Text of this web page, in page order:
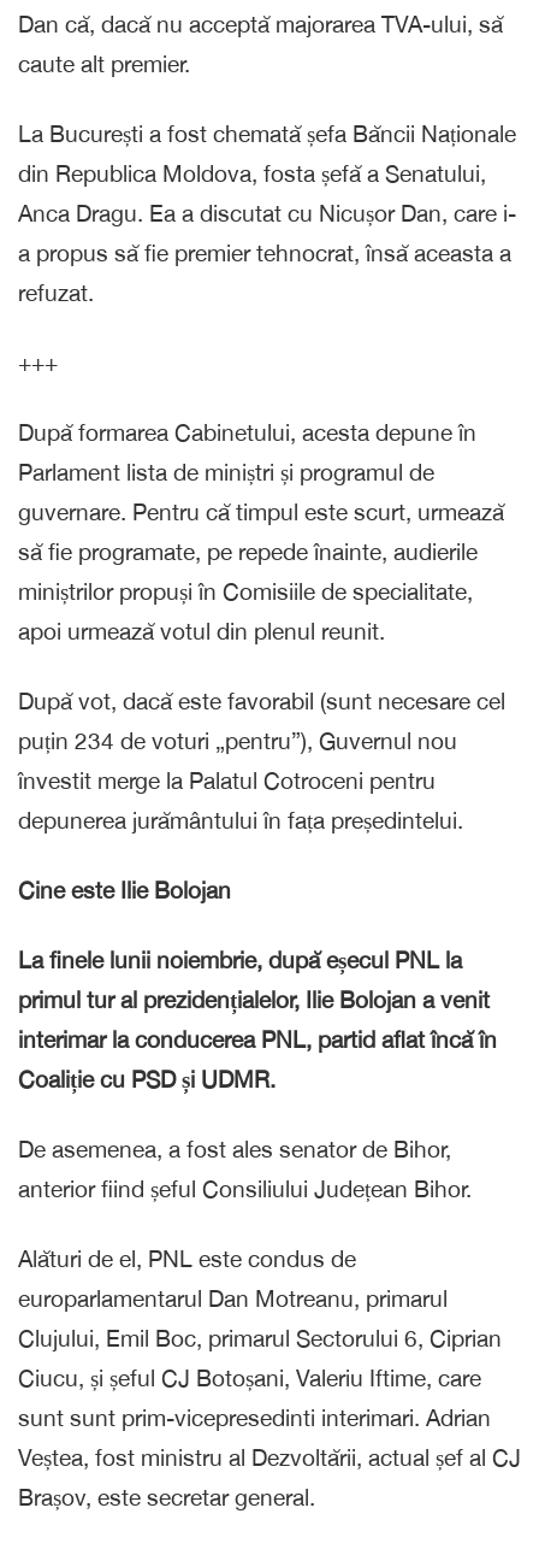
Dan că, dacă nu acceptă majorarea TVA-ului, să
caute alt premier.
La București a fost chemată șefa Băncii Naționale
din Republica Moldova, fosta șefă a Senatului,
Anca Dragu. Ea a discutat cu Nicușor Dan, care i-
a propus să fie premier tehnocrat, însă aceasta a
refuzat.
+++
După formarea Cabinetului, acesta depune în
Parlament lista de miniștri și programul de
guvernare. Pentru că timpul este scurt, urmează
să fie programate, pe repede înainte, audierile
miniștrilor propuși în Comisiile de specialitate,
apoi urmează votul din plenul reunit.
După vot, dacă este favorabil (sunt necesare cel
puțin 234 de voturi „pentru”), Guvernul nou
învestit merge la Palatul Cotroceni pentru
depunerea jurământului în fața președintelui.
Cine este Ilie Bolojan
La finele lunii noiembrie, după eșecul PNL la
primul tur al prezidențialelor, Ilie Bolojan a venit
interimar la conducerea PNL, partid aflat încă în
Coaliție cu PSD și UDMR.
De asemenea, a fost ales senator de Bihor,
anterior fiind șeful Consiliului Județean Bihor.
Alături de el, PNL este condus de
europarlamentarul Dan Motreanu, primarul
Clujului, Emil Boc, primarul Sectorului 6, Ciprian
Ciucu, și șeful CJ Botoșani, Valeriu Iftime, care
sunt sunt prim-vicepresedinti interimari. Adrian
Veștea, fost ministru al Dezvoltării, actual șef al CJ
Brașov, este secretar general.